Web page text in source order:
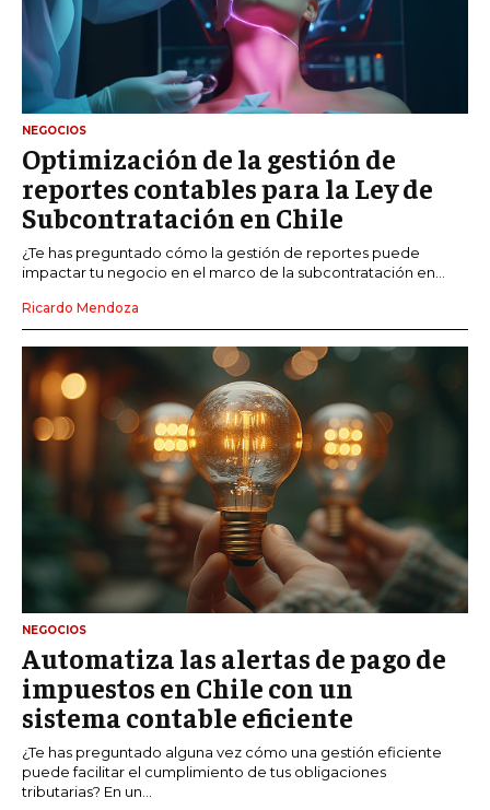
NEGOCIOS
Optimización de la gestión de
reportes contables para la Ley de
Subcontratación en Chile
¿Te has preguntado cómo la gestión de reportes puede
impactar tu negocio en el marco de la subcontratación en...
Ricardo Mendoza
NEGOCIOS
Automatiza las alertas de pago de
impuestos en Chile con un
sistema contable eficiente
¿Te has preguntado alguna vez cómo una gestión eficiente
puede facilitar el cumplimiento de tus obligaciones
tributarias? En un...